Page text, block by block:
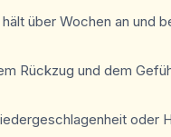
über Wochen an und
Rückzug und dem
oder